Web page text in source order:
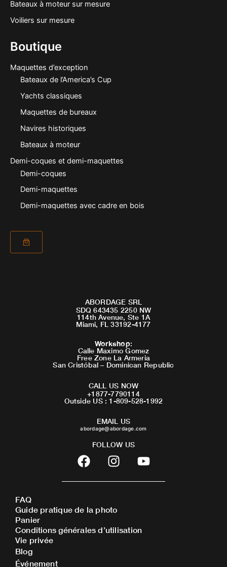
Bateaux à moteur sur mesure
Voiliers sur mesure
Boutique
Maquettes d’exception
Bateaux de l’America’s Cup
Yachts classiques
Maquettes de bureaux
Navires historiques
Bateaux à moteur
Demi-coques et demi-maquettes
Demi-coques
Demi-maquettes
Demi-maquettes avec cadre en bois
ABORDAGE SRL
SDQ 643435 2250 NW
114th Avenue, Ste 1A
Miami, FL 33192-4177
Workshop:
Calle Maximo Gomez
Free Zone La Armeria
San Cristóbal – Dominican Republic
CALL US NOW
+1877-7790114
Outside US : 1-809-528-1992
EMAIL US
abordage@abordage.com
FOLLOW US
F
a
c
b
o
o
I
n
s
a
g
r
Y
o
u
FAQ
Guide pratique de la photo
Panier
Conditions générales d’utilisation
Vie privée
Blog
Événement